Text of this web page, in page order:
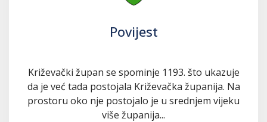
Povijest
Križevački župan se spominje 1193. što ukazuje
da je već tada postojala Križevačka županija. Na
prostoru oko nje postojalo je u srednjem vijeku
više županija...